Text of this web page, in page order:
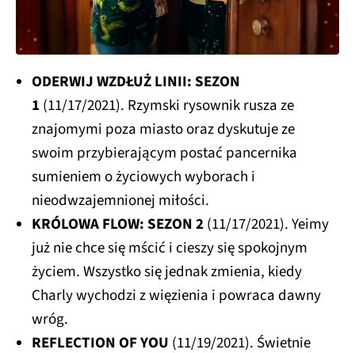
ODERWIJ WZDŁUŻ LINII: SEZON
1 (11/17/2021). Rzymski rysownik rusza ze
znajomymi poza miasto oraz dyskutuje ze
swoim przybierającym postać pancernika
sumieniem o życiowych wyborach i
nieodwzajemnionej miłości.
KRÓLOWA FLOW: SEZON 2(11/17/2021). Yeimy
już nie chce się mścić i cieszy się spokojnym
życiem. Wszystko się jednak zmienia, kiedy
Charly wychodzi z więzienia i powraca dawny
wróg.
REFLECTION OF YOU (11/19/2021). Świetnie